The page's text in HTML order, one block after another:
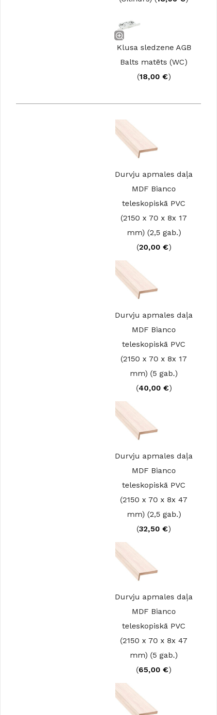
Klusa sledzene AGB
Balts matēts (WC)
(18,00 €)
Durvju apmales daļa
MDF Bianco
teleskopiskā PVC
(2150 x 70 x 8x 17
mm) (2,5 gab.)
(20,00 €)
Durvju apmales daļa
MDF Bianco
teleskopiskā PVC
(2150 x 70 x 8x 17
mm) (5 gab.)
(40,00 €)
Durvju apmales daļa
MDF Bianco
teleskopiskā PVC
(2150 x 70 x 8x 47
mm) (2,5 gab.)
(32,50 €)
Durvju apmales daļa
MDF Bianco
teleskopiskā PVC
(2150 x 70 x 8x 47
mm) (5 gab.)
(65,00 €)